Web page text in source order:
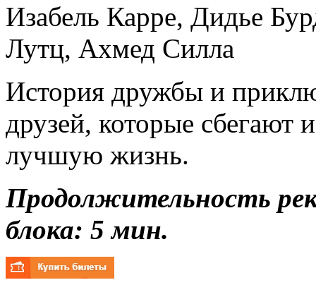
Изабель Карре, Дидье
Лутц, Ахмед Силла
История дружбы и
друзей, которые сбегают
лучшую жизнь.
Продолжительность
блока: 5 мин.